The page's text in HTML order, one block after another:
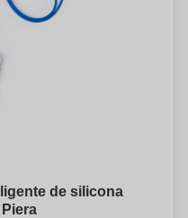
de silicona